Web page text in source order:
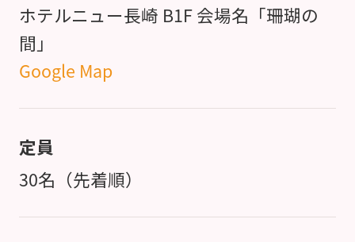
ホテルニュー長崎 B1F 会場名「珊瑚の
間」
Google Map
定員
30名（先着順）